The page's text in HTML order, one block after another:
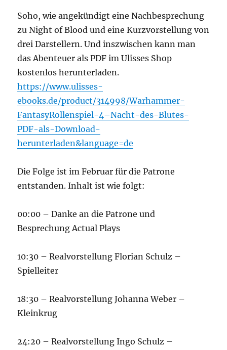
Soho, wie angekündigt eine Nachbesprechung
zu Night of Blood und eine Kurzvorstellung von
drei Darstellern. Und inszwischen kann man
das Abenteuer als PDF im Ulisses Shop
kostenlos herunterladen.
https://www.ulisses-
ebooks.de/product/314998/Warhammer-
FantasyRollenspiel-4–Nacht-des-Blutes-
PDF-als-Download-
herunterladen&language=de
Die Folge ist im Februar für die Patrone
entstanden. Inhalt ist wie folgt:
00:00 – Danke an die Patrone und
Besprechung Actual Plays
10:30 – Realvorstellung Florian Schulz –
Spielleiter
18:30 – Realvorstellung Johanna Weber –
Kleinkrug
24:20 – Realvorstellung Ingo Schulz –